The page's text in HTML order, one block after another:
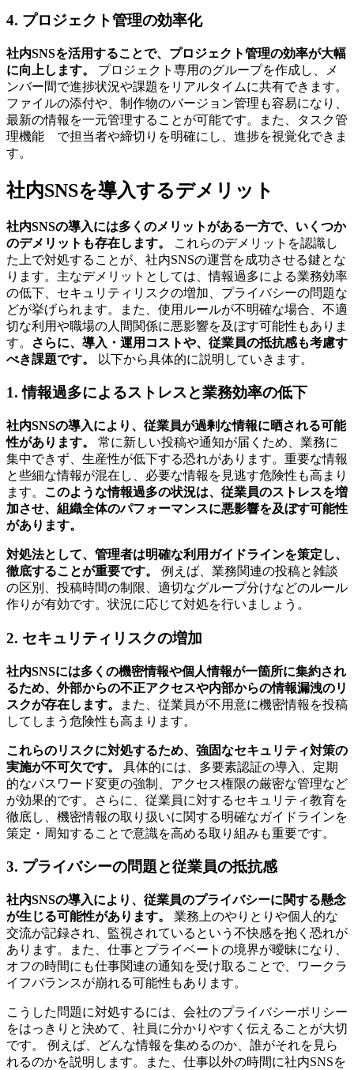
4. プロジェクト管理の効率化
社内SNSを活用することで、プロジェクト管理の効率が大幅
に向上します。
プロジェクト専用のグループを作成し、メ
ンバー間で進捗状況や課題をリアルタイムに共有できます。
ファイルの添付や、制作物のバージョン管理も容易になり、
最新の情報を一元管理することが可能です。また、タスク管
理機能 で担当者や締切りを明確にし、進捗を視覚化できま
す。
社内SNSを導入するデメリット
社内SNSの導入には多くのメリットがある一方で、いくつか
のデメリットも存在します。
これらのデメリットを認識し
た上で対処することが、社内SNSの運営を成功させる鍵とな
ります。主なデメリットとしては、情報過多による業務効率
の低下、セキュリティリスクの増加、プライバシーの問題な
どが挙げられます。また、使用ルールが不明確な場合、不適
切な利用や職場の人間関係に悪影響を及ぼす可能性もありま
す。
さらに、導入・運用コストや、従業員の抵抗感も考慮す
べき課題です。
以下から具体的に説明していきます。
1. 情報過多によるストレスと業務効率の低下
社内SNSの導入により、従業員が過剰な情報に晒される可能
性があります。
常に新しい投稿や通知が届くため、業務に
集中できず、生産性が低下する恐れがあります。重要な情報
と些細な情報が混在し、必要な情報を見逃す危険性も高まり
ます。 このような情報過多の状況は、従業員のストレスを増
加させ、組織全体のパフォーマンスに悪影響を及ぼす可能性
があります。
対処法として、管理者は明確な利用ガイドラインを策定し、
徹底することが重要です。
例えば、業務関連の投稿と雑談
の区別、投稿時間の制限、適切なグループ分けなどのルール
作りが有効です。状況に応じて対処を行いましょう。
2. セキュリティリスクの増加
社内SNSには多くの機密情報や個人情報が一箇所に集約され
るため、外部からの不正アクセスや内部からの情報漏洩のリ
スクが存在します。
また、従業員が不用意に機密情報を投稿
してしまう危険性も高まります。
これらのリスクに対処するため、強固なセキュリティ対策の
実施が不可欠です。
具体的には、多要素認証の導入、定期
的なパスワード変更の強制、アクセス権限の厳密な管理など
が効果的です。さらに、従業員に対するセキュリティ教育を
徹底し、機密情報の取り扱いに関する明確なガイドラインを
策定・周知することで意識を高める取り組みも重要です。
3. プライバシーの問題と従業員の抵抗感
社内SNSの導入により、従業員のプライバシーに関する懸念
が生じる可能性があります。
業務上のやりとりや個人的な
交流が記録され、監視されているという不快感を抱く恐れが
あります。また、仕事とプライベートの境界が曖昧になり、
オフの時間にも仕事関連の通知を受け取ることで、ワークラ
イフバランスが崩れる可能性もあります。
こうした問題に対処するには、会社のプライバシーポリシー
をはっきりと決めて、社員に分かりやすく伝えることが大切
です。 例えば、どんな情報を集めるのか、誰がそれを見ら
れるのかを説明します。また、仕事以外の時間に社内SNSを